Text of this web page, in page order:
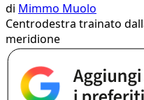
di Mimmo Muolo
Centrodestra trainato
meridione